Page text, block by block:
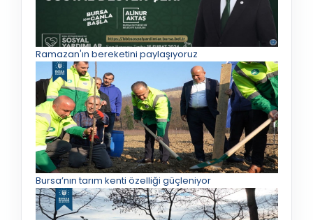
Ramazan'ın bereketini paylaşıyoruz
Bursa’nın tarım kenti özelliği güçleniyor